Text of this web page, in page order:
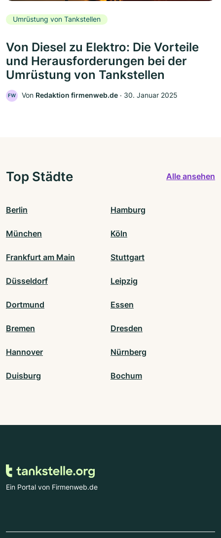
Umrüstung von Tankstellen
Von Diesel zu Elektro: Die Vorteile
und Herausforderungen bei der
Umrüstung von Tankstellen
FW Von Redaktion firmenweb.de ‧ 30. Januar 2025
Top Städte Alle ansehen
Berlin Hamburg
München Köln
Frankfurt am Main Stuttgart
Düsseldorf Leipzig
Dortmund Essen
Bremen Dresden
Hannover Nürnberg
Duisburg Bochum
Ein Portal von Firmenweb.de